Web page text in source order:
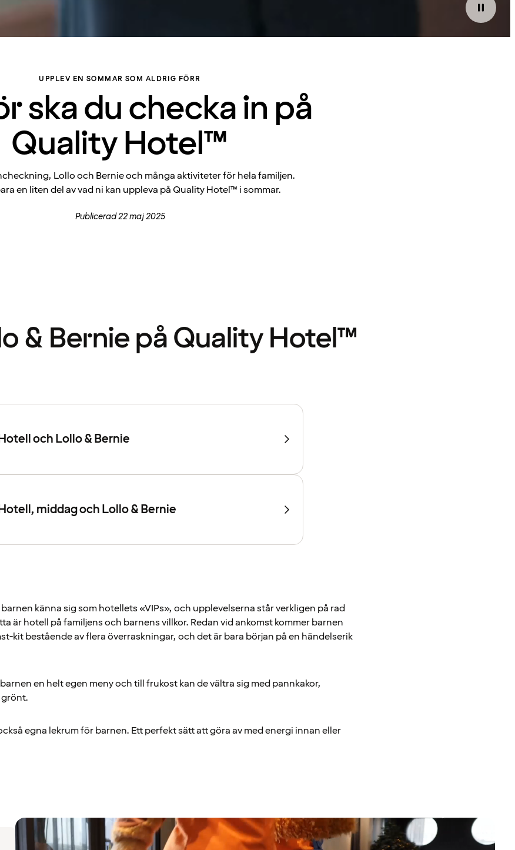
UPPLEV EN SOMMAR SOM ALDRIG FÖRR
ska du checka in på
Quality Hotel™
Lollo och Bernie och många aktiviteter för hela familjen.
en liten del av vad ni kan uppleva på Quality Hotel™ i sommar.
Publicerad 22 maj 2025
& Bernie på Quality Hotel™
och Lollo & Bernie
middag och Lollo & Bernie
känna sig som hotellets «VIPs», och upplevelserna står verkligen på rad
är hotell på familjens och barnens villkor. Redan vid ankomst kommer barnen
kit bestående av flera överraskningar, och det är bara början på en händelserik
en helt egen meny och till frukost kan de vältra sig med pannkakor,
egna lekrum för barnen. Ett perfekt sätt att göra av med energi innan eller